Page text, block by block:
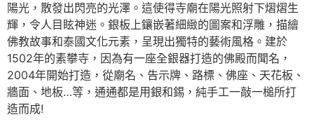
陽光，散發出閃亮的光澤。這使得寺廟在陽光照射下熠熠生
輝，令人目眩神迷。銀板上鑲嵌著細緻的圖案和浮雕，描繪
佛教故事和泰國文化元素，呈現出獨特的藝術風格。建於
1502年的素攀寺，因為有一座全銀器打造的佛殿而聞名，
2004年開始打造，從廟名、告示牌、路標、佛座、天花板、
牆面、地板…等，通通都是用銀和錫，純手工一敲一槌所打
造而成!